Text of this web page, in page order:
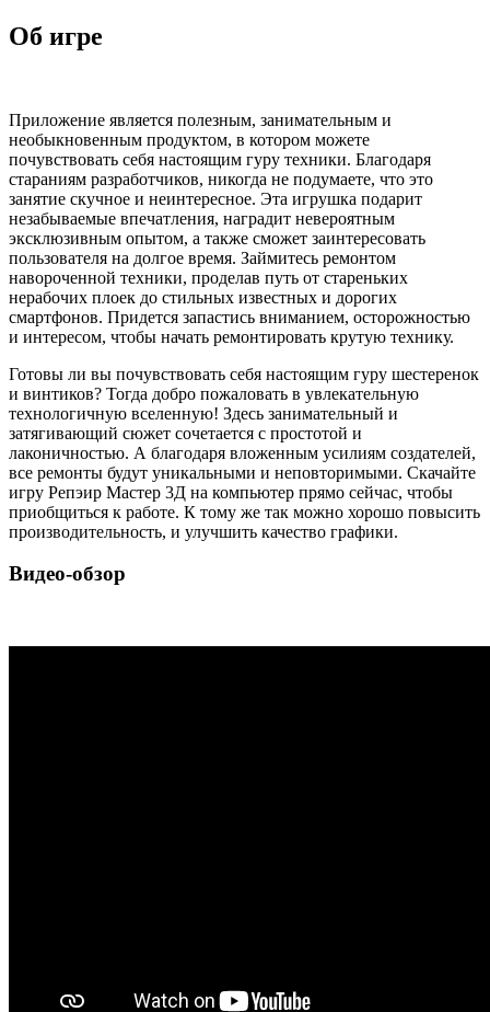
Об игре
Приложение является полезным, занимательным и
необыкновенным продуктом, в котором можете
почувствовать себя настоящим гуру техники. Благодаря
стараниям разработчиков, никогда не подумаете, что это
занятие скучное и неинтересное. Эта игрушка подарит
незабываемые впечатления, наградит невероятным
эксклюзивным опытом, а также сможет заинтересовать
пользователя на долгое время. Займитесь ремонтом
навороченной техники, проделав путь от стареньких
нерабочих плоек до стильных известных и дорогих
смартфонов. Придется запастись вниманием, осторожностью
и интересом, чтобы начать ремонтировать крутую технику.
Готовы ли вы почувствовать себя настоящим гуру шестеренок
и винтиков? Тогда добро пожаловать в увлекательную
технологичную вселенную! Здесь занимательный и
затягивающий сюжет сочетается с простотой и
лаконичностью. А благодаря вложенным усилиям создателей,
все ремонты будут уникальными и неповторимыми. Скачайте
игру Репэир Мастер 3Д на компьютер прямо сейчас, чтобы
приобщиться к работе. К тому же так можно хорошо повысить
производительность, и улучшить качество графики.
Видео-обзор